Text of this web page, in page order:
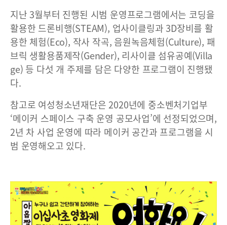
지난 3월부터 진행된 시범 운영프로그램에서는 코딩을
활용한 드론비행(STEAM), 업사이클링과 3D장비를 활
용한 체험(Eco), 작사 작곡, 음원녹음체험(Culture), 패
브릭 생활용품제작(Gender), 리사이클 섬유공예(Villa
ge) 등 다섯 개 주제를 담은 다양한 프로그램이 진행됐
다.
참고로 여성청소년재단은 2020년에 중소벤처기업부
‘메이커 스페이스 구축 운영 공모사업’에 선정되었으며,
2년 차 사업 운영에 따라 메이커 공간과 프로그램을 시
범 운영해오고 있다.